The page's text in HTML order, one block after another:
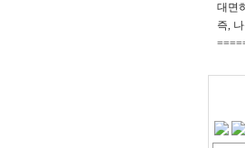
대면
즉,